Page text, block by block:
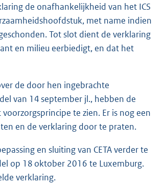
de onafhankelijkheid van het ICS
met name indien
Tot slot dient de verklaring
en milieu eerbiedigt, en dat het
de door hen ingebrachte
van 14 september jl., hebben de
te zien. Er is nog een
en de verklaring door te praten.
en sluiting van CETA verder te
op 18 oktober 2016 te Luxemburg.
verklaring.